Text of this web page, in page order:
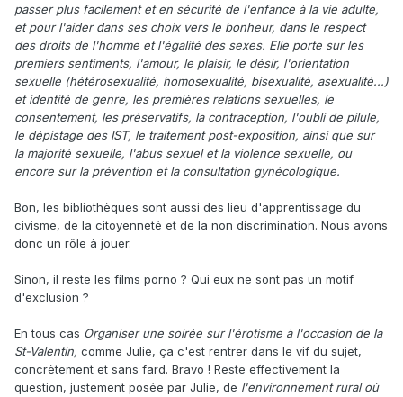
passer plus facilement et en sécurité de l'enfance à la vie adulte,
et pour l'aider dans ses choix vers le bonheur, dans le respect
des droits de l'homme et l'égalité des sexes. Elle porte sur les
premiers sentiments, l'amour, le plaisir, le désir, l'orientation
sexuelle (hétérosexualité, homosexualité, bisexualité, asexualité...)
et identité de genre, les premières relations sexuelles, le
consentement, les préservatifs, la contraception, l'oubli de pilule,
le dépistage des IST, le traitement post-exposition, ainsi que sur
la majorité sexuelle, l'abus sexuel et la violence sexuelle, ou
encore sur la prévention et la consultation gynécologique.
Bon, les bibliothèques sont aussi des lieu d'apprentissage du
civisme, de la citoyenneté et de la non discrimination. Nous avons
donc un rôle à jouer.
Sinon, il reste les films porno ? Qui eux ne sont pas un motif
d'exclusion ?
En tous cas Organiser une soirée sur l'érotisme à l'occasion de la
St-Valentin, comme Julie, ça c'est rentrer dans le vif du sujet,
concrètement et sans fard. Bravo ! Reste effectivement la
question, justement posée par Julie, de l'environnement rural où